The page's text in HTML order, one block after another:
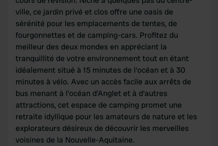
We use cookies to personalise content and ads, to
provide social media features and to analyse our traffic.
We also share information about your use of our site with
our social media, advertising and analytics partners who
may combine it with other information that you’ve
provided to them or that they’ve collected from your use
of their services.
ville, ce jardin privé et clos offre une oasis de
sérénité pour les emplacements de tentes, de
fourgonnettes et de camping-cars. Profitez du
meilleur des deux mondes en appréciant la
tranquillité de votre environnement tout en étant
idéalement situé à 15 minutes de l'océan et à 30
minutes à vélo. Avec un accès facile aux arrêts de
bus menant à l'océan d'Anglet et à d'autres
attractions, cet espace de camping promet une
retraite idyllique pour les amateurs de nature et les
explorateurs désireux de découvrir les merveilles
voisines de la Nouvelle-Aquitaine.